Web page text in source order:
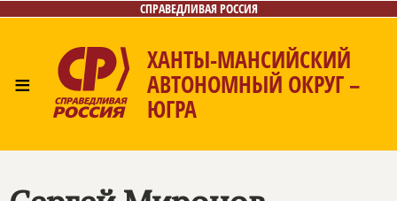
СПРАВЕДЛИВАЯ РОССИЯ
≡
ХАНТЫ-МАНСИЙСКИЙ
АВТОНОМНЫЙ ОКРУГ –
ЮГРА